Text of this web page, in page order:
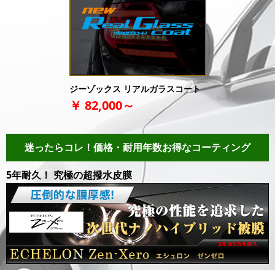
ジーゾックス リアルガラスコート
￥ 82,000～
迷ったらコレ！ 価格・耐用年数お得なコーティング
5年耐久！ 究極の超撥水皮膜